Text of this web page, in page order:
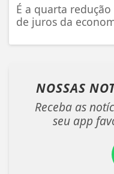
É a quarta
de juros da
NOSSAS
Receba as
seu app